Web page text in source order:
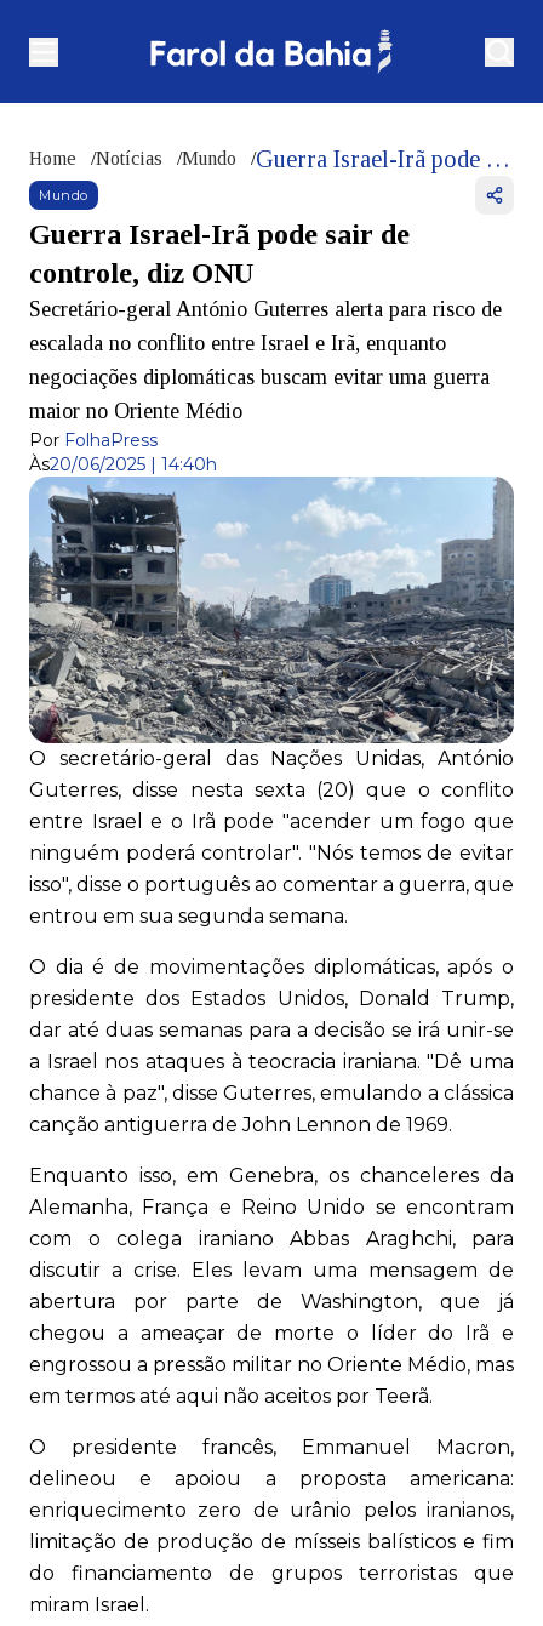
Home /Notícias /Mundo / Guerra Israel-Irã pode sair de controle, diz ONU
Mundo
Guerra Israel-Irã pode sair de
controle, diz ONU
Secretário-geral António Guterres alerta para risco de
escalada no conflito entre Israel e Irã, enquanto
negociações diplomáticas buscam evitar uma guerra
maior no Oriente Médio
Por FolhaPress
Às20/06/2025 | 14:40h
O secretário-geral das Nações Unidas, António
Guterres, disse nesta sexta (20) que o conflito
entre Israel e o Irã pode "acender um fogo que
ninguém poderá controlar". "Nós temos de evitar
isso", disse o português ao comentar a guerra, que
entrou em sua segunda semana.
O dia é de movimentações diplomáticas, após o
presidente dos Estados Unidos, Donald Trump,
dar até duas semanas para a decisão se irá unir-se
a Israel nos ataques à teocracia iraniana. "Dê uma
chance à paz", disse Guterres, emulando a clássica
canção antiguerra de John Lennon de 1969.
Enquanto isso, em Genebra, os chanceleres da
Alemanha, França e Reino Unido se encontram
com o colega iraniano Abbas Araghchi, para
discutir a crise. Eles levam uma mensagem de
abertura por parte de Washington, que já
chegou a ameaçar de morte o líder do Irã e
engrossou a pressão militar no Oriente Médio, mas
em termos até aqui não aceitos por Teerã.
O presidente francês, Emmanuel Macron,
delineou e apoiou a proposta americana:
enriquecimento zero de urânio pelos iranianos,
limitação de produção de mísseis balísticos e fim
do financiamento de grupos terroristas que
miram Israel.